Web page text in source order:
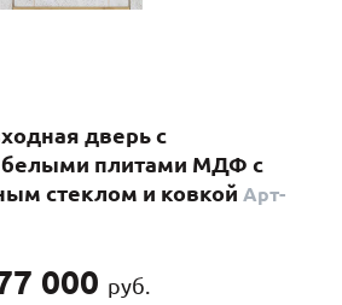
дверь с
плитами МДФ с
стеклом и ковкой Арт-
000 руб.